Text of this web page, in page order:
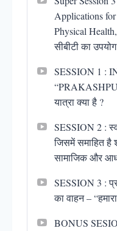
mind so it will be
affecting our
behavior. The
multiple sections &
“Take one
Applications
Physical
सीबीटी का उपयोग
SESSION 1 :
यात्रा क्या है ?
SESSION 2 :
जिसमें समाहित है
सामाजिक और
SESSION 3 :
का वाहन –
BONUS